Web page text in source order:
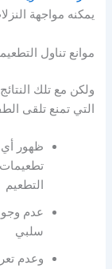
يمكنه مواجهة
موانع تناول
ولكن مع تلك
التي تمنع تلقى
ظهور
التطعيم
عدم
سلبي
وعدم